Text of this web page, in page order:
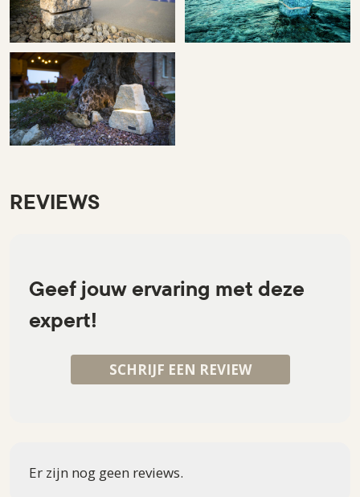
REVIEWS
Er zijn nog geen reviews.
Geef jouw ervaring met deze
expert!
SCHRIJF EEN REVIEW